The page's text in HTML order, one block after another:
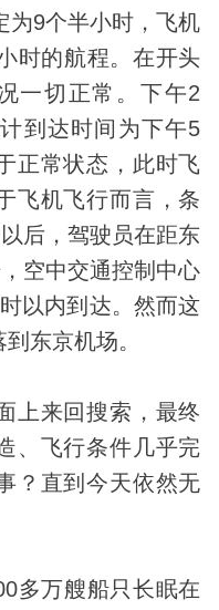
为9个半小时，飞机
时的航程。在开头
一切正常。下午2
到达时间为下午5
正常状态，此时飞
飞机飞行而言，条
后，驾驶员在距东
空中交通控制中心
以内到达。然而这
东京机场。
上来回搜索，最终
、飞行条件几乎完
？直到今天依然无
多万艘船只长眠在